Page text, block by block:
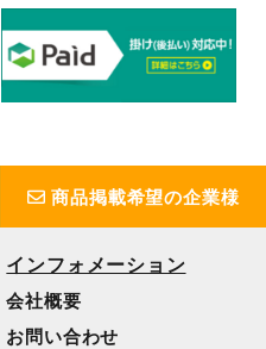
商品掲載希望の企業様
インフォメーション
会社概要
お問い合わせ